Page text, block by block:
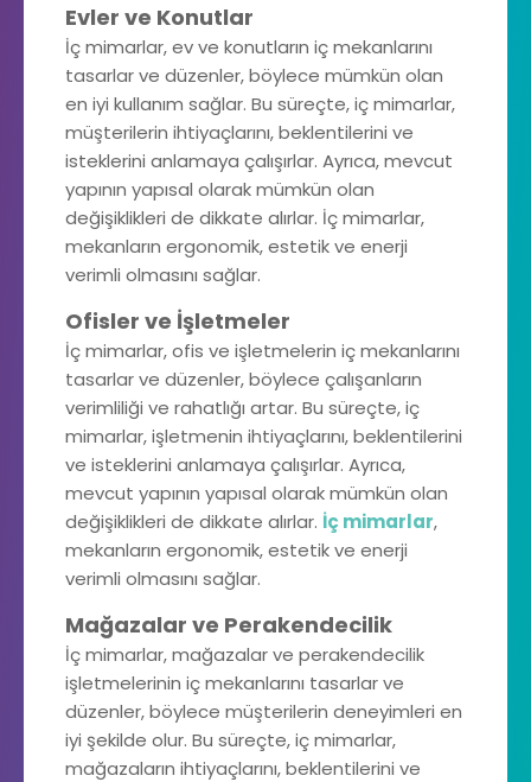
Evler ve Konutlar
İç mimarlar, ev ve konutların iç mekanlarını
tasarlar ve düzenler, böylece mümkün olan
en iyi kullanım sağlar. Bu süreçte, iç mimarlar,
müşterilerin ihtiyaçlarını, beklentilerini ve
isteklerini anlamaya çalışırlar. Ayrıca, mevcut
yapının yapısal olarak mümkün olan
değişiklikleri de dikkate alırlar. İç mimarlar,
mekanların ergonomik, estetik ve enerji
verimli olmasını sağlar.
Ofisler ve İşletmeler
İç mimarlar, ofis ve işletmelerin iç mekanlarını
tasarlar ve düzenler, böylece çalışanların
verimliliği ve rahatlığı artar. Bu süreçte, iç
mimarlar, işletmenin ihtiyaçlarını, beklentilerini
ve isteklerini anlamaya çalışırlar. Ayrıca,
mevcut yapının yapısal olarak mümkün olan
değişiklikleri de dikkate alırlar. İç mimarlar,
mekanların ergonomik, estetik ve enerji
verimli olmasını sağlar.
Mağazalar ve Perakendecilik
İç mimarlar, mağazalar ve perakendecilik
işletmelerinin iç mekanlarını tasarlar ve
düzenler, böylece müşterilerin deneyimleri en
iyi şekilde olur. Bu süreçte, iç mimarlar,
mağazaların ihtiyaçlarını, beklentilerini ve